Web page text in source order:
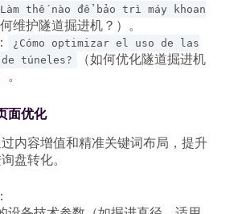
Làm thế nào để bảo trì máy khoan
何维护隧道掘进机？）。
¿Cómo optimizar el uso de las
de túneles?
（如何优化隧道掘进机
。
面优化
内容增值和精准关键词布局，提升
盘转化。